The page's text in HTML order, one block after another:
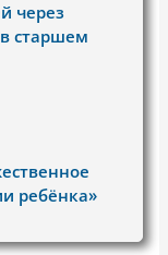
через
старшем
ребёнка»